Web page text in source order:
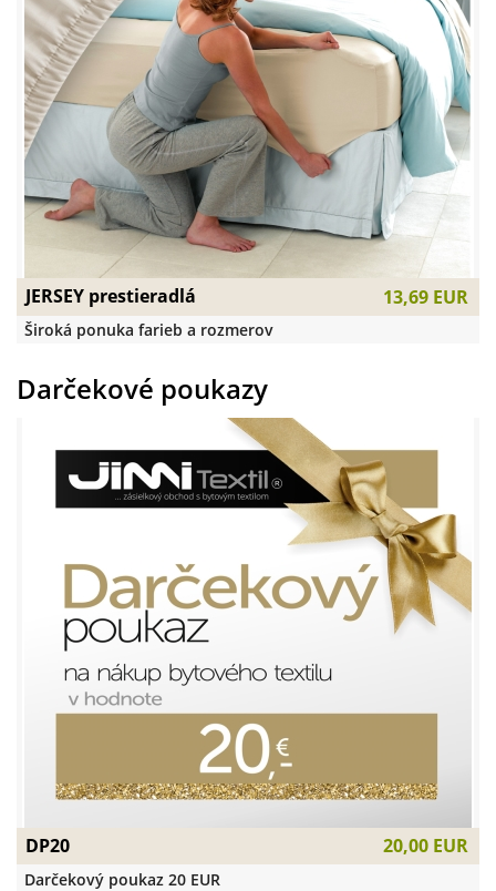
JERSEY prestieradlá 13,69 EUR
Široká ponuka farieb a rozmerov
DP20 20,00 EUR
Darčekový poukaz 20 EUR
Darčekové poukazy